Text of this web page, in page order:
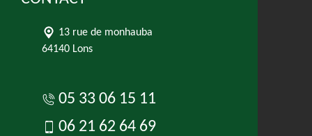
13 rue de monhauba
64140 Lons
05 33 06 15 11
06 21 62 64 69